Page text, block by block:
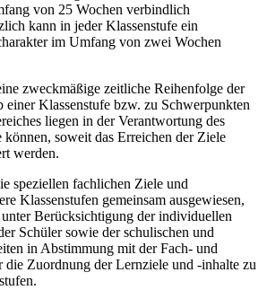
von 25 Wochen verbindlich
kann in jeder Klassenstufe ein
im Umfang von zwei Wochen
zweckmäßige zeitliche Reihenfolge der
einer Klassenstufe bzw. zu Schwerpunkten
liegen in der Verantwortung des
soweit das Erreichen der Ziele
werden.
speziellen fachlichen Ziele und
Klassenstufen gemeinsam ausgewiesen,
Berücksichtigung der individuellen
Schüler sowie der schulischen und
in Abstimmung mit der Fach- und
die Zuordnung der Lernziele und -inhalte zu